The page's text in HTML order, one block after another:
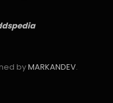
byMARKANDEV.